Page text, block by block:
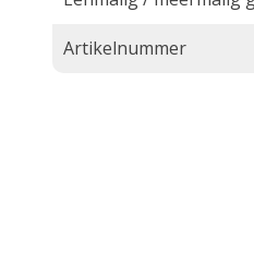
Artikelnummer